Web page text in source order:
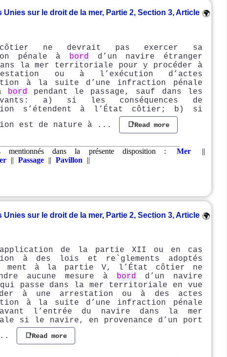
sur le droit de la mer, Partie 2, Section 3, Article 🌍
côtier ne devrait pas exercer sa
pénale à
bord
d’un navire étranger
la mer territoriale pour y procéder à
ou à l’exécution d’actes
à la suite d’une infraction pénale
bord
pendant le passage, sauf dans les
a) si les conséquences de
s’étendent à l’État côtier; b) si
est de nature à ...
📑Read more
mentionnés dans la présente disposition : Mer
||
|| Passage || Pavillon ||
sur le droit de la mer, Partie 2, Section 3, Article 🌍
de la partie XII ou en cas
à des lois et re`glements adoptés
ment à la partie V, l’État côtier ne
aucune mesure à bord d’un navire
passe dans la mer territoriale en vue
à une arrestation ou à des actes
à la suite d’une infraction pénale
avant l’entrée du navire dans la mer
si le navire, en provenance d’un port
📑Read more